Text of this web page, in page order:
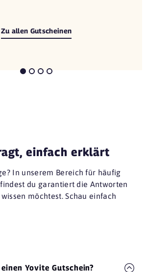
Zu allen Gutscheinen
einfach erklärt
In unserem Bereich für häufig
du garantiert die Antworten
möchtest. Schau einfach
Yovite Gutschein?